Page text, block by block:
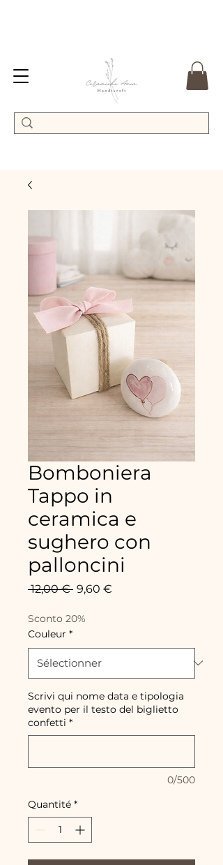
Bomboniera
Tappo in
ceramica e
sughero con
palloncini
12,00 € Prix
9,60 €
Sconto 20%
Couleur *
Scrivi qui nome data e tipologia
evento per il testo del biglietto
confetti *
0/500
Quantité *